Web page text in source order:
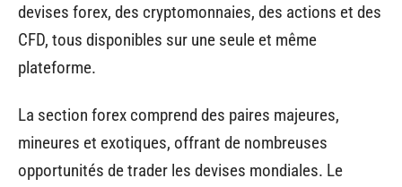
devises forex, des cryptomonnaies, des actions et des
CFD, tous disponibles sur une seule et même
plateforme.
La section forex comprend des paires majeures,
mineures et exotiques, offrant de nombreuses
opportunités de trader les devises mondiales. Le